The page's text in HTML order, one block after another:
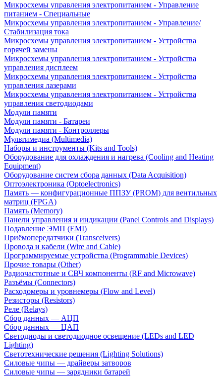
Микросхемы управления электропитанием - Управление
питанием - Специальные
Микросхемы управления электропитанием - Управление/
Стабилизация тока
Микросхемы управления электропитанием - Устройства
горячей замены
Микросхемы управления электропитанием - Устройства
управления дисплеем
Микросхемы управления электропитанием - Устройства
управления лазерами
Микросхемы управления электропитанием - Устройства
управления светодиодами
Модули памяти
Модули памяти - Батареи
Модули памяти - Контроллеры
Мультимедиа (Multimedia)
Наборы и инструменты (Kits and Tools)
Оборудование для охлаждения и нагрева (Cooling and Heating
Equipment)
Оборудование систем сбора данных (Data Acquisition)
Оптоэлектроника (Optoelectronics)
Память — конфигурационные ППЗУ (PROM) для вентильных
матриц (FPGA)
Память (Memory)
Панели управления и индикации (Panel Controls and Displays)
Подавление ЭМП (EMI)
Приёмопередатчики (Transceivers)
Провода и кабели (Wire and Cable)
Программируемые устройства (Programmable Devices)
Прочие товары (Other)
Радиочастотные и СВЧ компоненты (RF and Microwave)
Разъёмы (Connectors)
Расходомеры и уровнемеры (Flow and Level)
Резисторы (Resistors)
Реле (Relays)
Сбор данных — АЦП
Сбор данных — ЦАП
Светодиоды и светодиодное освещение (LEDs and LED
Lighting)
Светотехнические решения (Lighting Solutions)
Силовые чипы — драйверы затворов
Силовые чипы — зарядники батарей